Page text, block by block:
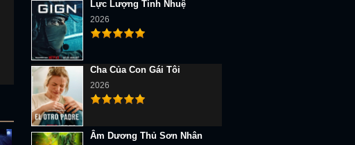
Full HD Vietsub Full HD Vietsub
Lực Lượng Tinh Nhuệ
2026
Cha Của Con Gái Tôi
2026
Âm Dương Thủ Sơn Nhân